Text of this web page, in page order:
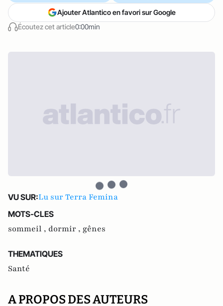
Écoutez cet article0:00min
Ajouter Atlantico en favori sur Google
VU SUR:Lu sur Terra Femina
MOTS-CLES
sommeil , dormir , gênes
THEMATIQUES
Santé
A PROPOS DES AUTEURS